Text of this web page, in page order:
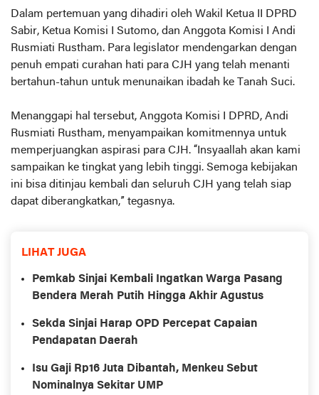
Dalam pertemuan yang dihadiri oleh Wakil Ketua II DPRD
Sabir, Ketua Komisi I Sutomo, dan Anggota Komisi I Andi
Rusmiati Rustham. Para legislator mendengarkan dengan
penuh empati curahan hati para CJH yang telah menanti
bertahun-tahun untuk menunaikan ibadah ke Tanah Suci.
Menanggapi hal tersebut, Anggota Komisi I DPRD, Andi
Rusmiati Rustham, menyampaikan komitmennya untuk
memperjuangkan aspirasi para CJH. “Insyaallah akan kami
sampaikan ke tingkat yang lebih tinggi. Semoga kebijakan
ini bisa ditinjau kembali dan seluruh CJH yang telah siap
dapat diberangkatkan,” tegasnya.
LIHAT JUGA
Pemkab Sinjai Kembali Ingatkan Warga Pasang
Bendera Merah Putih Hingga Akhir Agustus
Sekda Sinjai Harap OPD Percepat Capaian
Pendapatan Daerah
Isu Gaji Rp16 Juta Dibantah, Menkeu Sebut
Nominalnya Sekitar UMP